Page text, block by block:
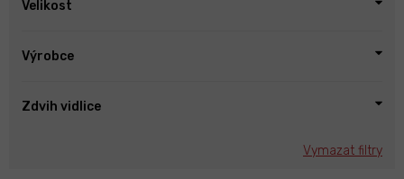
Velikost
Výrobce
Zdvih vidlice
Vymazat filtry